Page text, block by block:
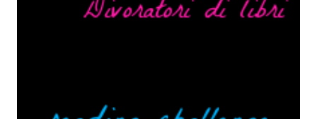
RAGAZZI nei libri hanno i capelli arruffati. Vabbè, c'è crisi, il
dei libri sono dei grandi lettori, fatto sta che io non ho mai